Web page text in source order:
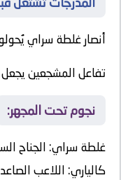
أنصارغلطة سراي
تفاعل المشجعين يجعل
نجوم تحت المجهر:
غلطة سراي: الجناح
كالياري: اللاعب